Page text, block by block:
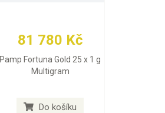
81 780 Kč
Pamp Fortuna Gold 25 x 1 g
Multigram
Do košíku